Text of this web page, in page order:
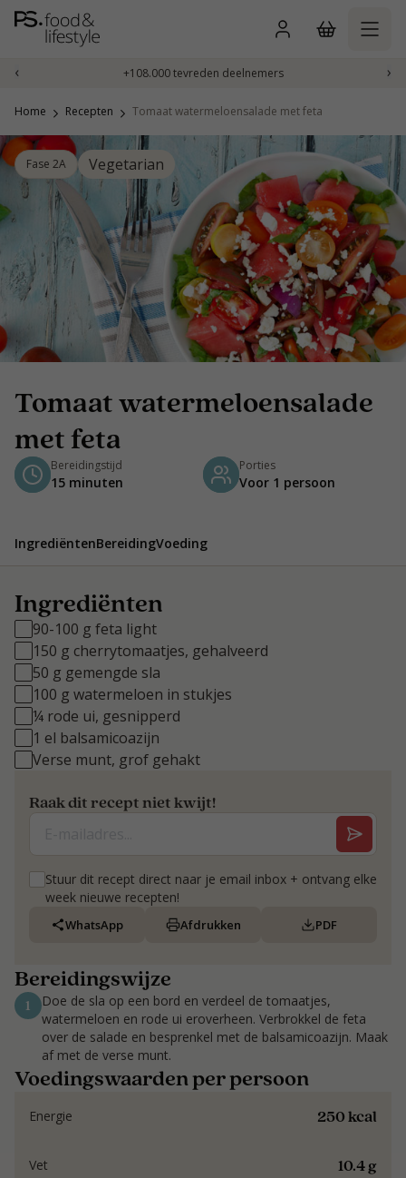
Naar
inhoud
‹ +108.000 tevreden deelnemers ›
Home Recepten Tomaat watermeloensalade met feta
Fase 2A Vegetarian
Tomaat watermeloensalade
met feta
Bereidingstijd
15 minuten
Porties
Voor 1 persoon
IngrediëntenBereidingVoeding
Ingrediënten
90-100 g feta light
150 g cherrytomaatjes, gehalveerd
50 g gemengde sla
100 g watermeloen in stukjes
¼ rode ui, gesnipperd
1 el balsamicoazijn
Verse munt, grof gehakt
Raak dit recept niet kwijt!
Stuur dit recept direct naar je email inbox + ontvang elke
week nieuwe recepten!
WhatsApp Afdrukken PDF
Bereidingswijze
1
Doe de sla op een bord en verdeel de tomaatjes,
watermeloen en rode ui eroverheen. Verbrokkel de feta
over de salade en besprenkel met de balsamicoazijn. Maak
af met de verse munt.
Voedingswaarden per persoon
250 kcal
Energie
10.4 g
Vet